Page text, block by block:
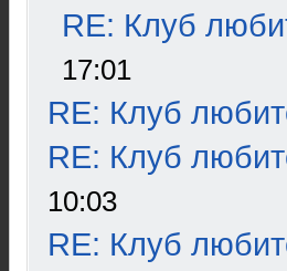
RE: Клуб
17:01
RE: Клуб
RE: Клуб
10:03
RE: Клуб